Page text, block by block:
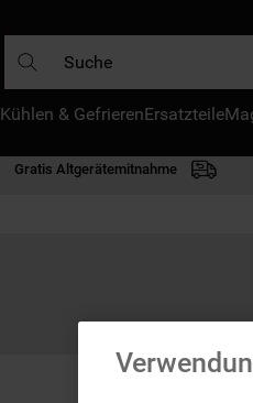
Kühlen & GefrierenErsatzteile
Gratis Altgerätemitnahme
DIE HÄUFIGSTEN
gefrierschrank